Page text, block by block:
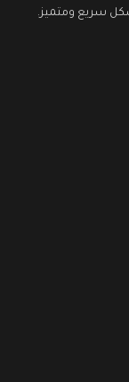
سريع ومتميز.